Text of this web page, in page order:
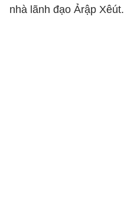
nhà lãnh đạo Ảrập Xêút.